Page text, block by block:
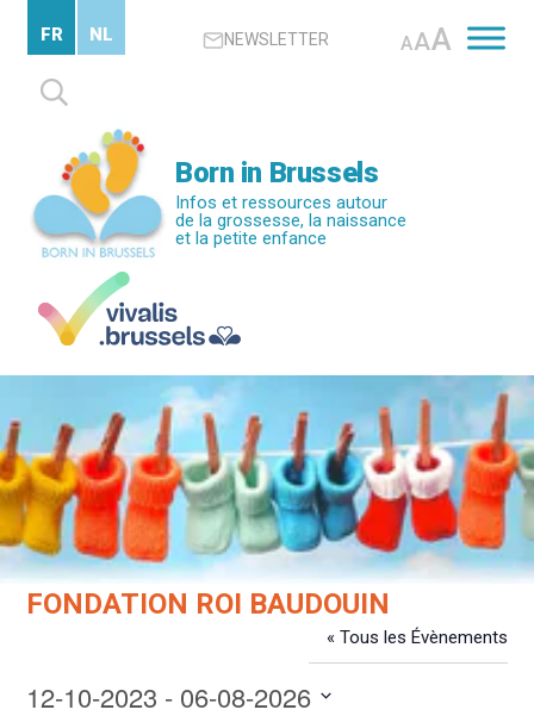
contenu
principal
NEWSLETTER AAA
Rechercher :
FR NL
Born in Brussels
Infos et ressources autour
de la grossesse, la naissance
et la petite enfance
FONDATION ROI BAUDOUIN
« Tous les Évènements
12-10-2023 - 06-08-2026